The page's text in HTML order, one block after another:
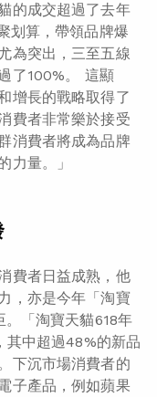
的成交超過了去年
划算，帶領品牌爆
為突出，三至五線
了100%。 這顯
增長的戰略取得了
費者非常樂於接受
消費者將成為品牌
力量。」
費者日益成熟，他
，亦是今年「淘寶
。「淘寶天貓618年
其中超過48%的新品
下沉市場消費者的
子產品，例如蘋果